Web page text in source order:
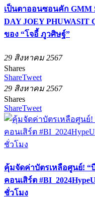
เป็นตาออนซอนคัก GMM
DAY JOEY
ของ “โจอี้ ภูวศิษฐ์”
29 สิงหาคม 2567
Shares
ShareTweet
29 สิงหาคม 2567
Shares
ShareTweet
คุ้มจัดค่าบัตรเหลือศูนย์! “
คอนเสิร์ต
ชั่วโมง